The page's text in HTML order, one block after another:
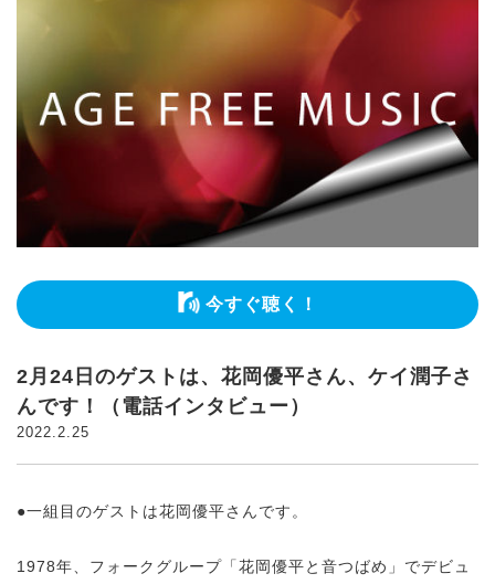
今すぐ聴く！
2月24日のゲストは、花岡優平さん、ケイ潤子さ
んです！（電話インタビュー）
2022.2.25
●一組目のゲストは花岡優平さんです。
1978年、フォークグループ「花岡優平と音つばめ」でデビュ